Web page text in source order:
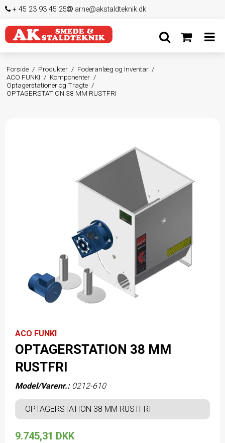
+ 45 23 93 45 25 arne@akstaldteknik.dk
Forside / Produkter / Foderanlæg og Inventar /
ACO FUNKI / Komponenter /
Optagerstationer og Tragte /
OPTAGERSTATION 38 MM RUSTFRI
ACO FUNKI
OPTAGERSTATION 38 MM
RUSTFRI
Model/Varenr.: 0212-610
OPTAGERSTATION 38 MM RUSTFRI
9.745,31 DKK